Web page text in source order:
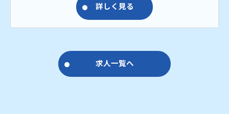
詳しく見る
求人一覧へ